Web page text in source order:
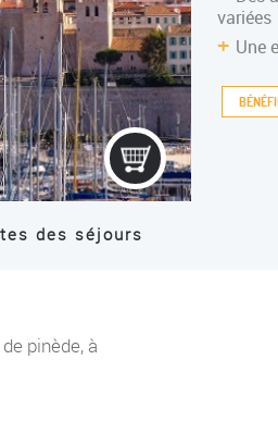
des séjours
variées
Une
pinède, à